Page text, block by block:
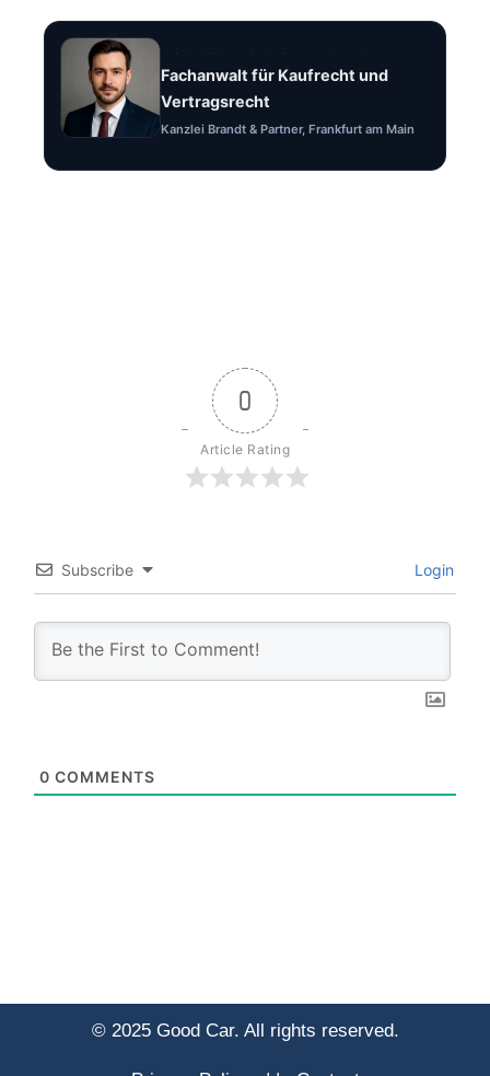
Fachanwalt für Kaufrecht und
Vertragsrecht
Kanzlei Brandt & Partner, Frankfurt am Main
0
Article Rating
Subscribe Login
0 COMMENTS
© 2025 Good Car. All rights reserved.